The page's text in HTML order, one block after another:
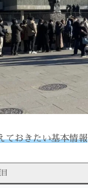
ておきたい基本情報